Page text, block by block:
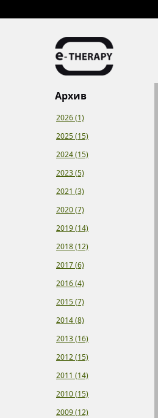
Архив
2026 (1)
2025 (15)
2024 (15)
2023 (5)
2021 (3)
2020 (7)
2019 (14)
2018 (12)
2017 (6)
2016 (4)
2015 (7)
2014 (8)
2013 (16)
2012 (15)
2011 (14)
2010 (15)
2009 (12)